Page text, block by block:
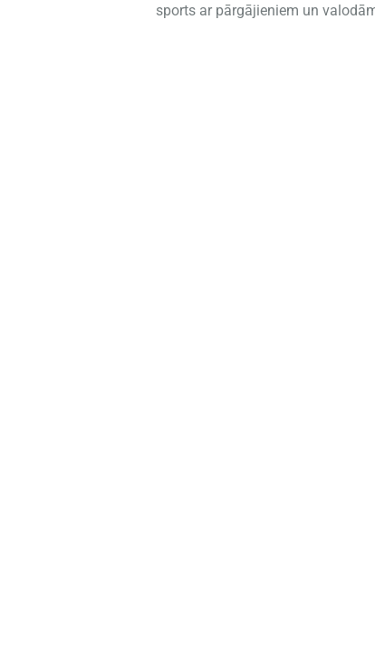
sports ar pārgājieniem un